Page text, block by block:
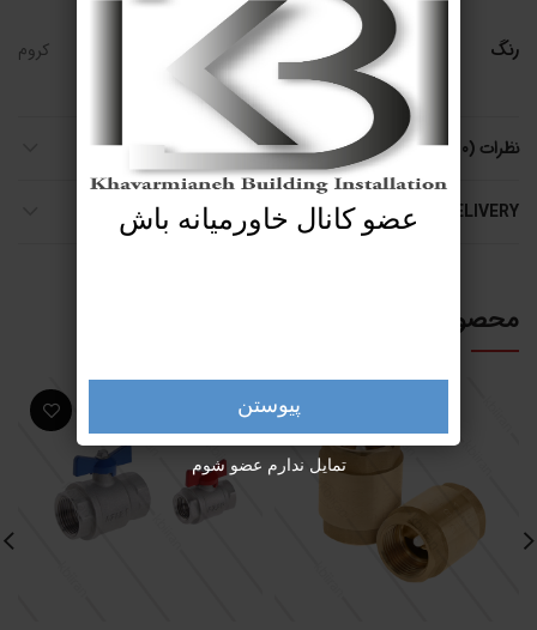
رنگ کروم
نظرات (0)
SHIPPING & DELIVERY
محصولات مرتبط
عضو کانال خاورمیانه باش
پیوستن
تمایل ندارم عضو شوم